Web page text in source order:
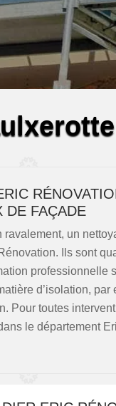
DE FAÇADE
un
Ils sont
professionnelle
d’isolation,
Pour toutes
le département